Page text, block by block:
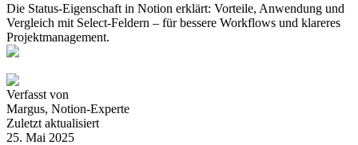
Die Status-Eigenschaft in Notion erklärt: Vorteile, Anwendung und
Vergleich mit Select-Feldern – für bessere Workflows und klareres
Projektmanagement.
Verfasst von
Margus, Notion-Experte
Zuletzt aktualisiert
25. Mai 2025